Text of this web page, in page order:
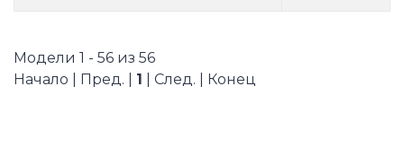
Модели 1 - 56 из 56
Начало | Пред. | 1 | След. | Конец